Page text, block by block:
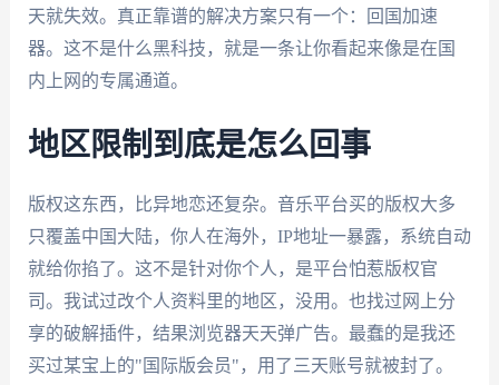
天就失效。真正靠谱的解决方案只有一个：回国加速
器。这不是什么黑科技，就是一条让你看起来像是在国
内上网的专属通道。
地区限制到底是怎么回事
版权这东西，比异地恋还复杂。音乐平台买的版权大多
只覆盖中国大陆，你人在海外，IP地址一暴露，系统自动
就给你掐了。这不是针对你个人，是平台怕惹版权官
司。我试过改个人资料里的地区，没用。也找过网上分
享的破解插件，结果浏览器天天弹广告。最蠢的是我还
买过某宝上的"国际版会员"，用了三天账号就被封了。